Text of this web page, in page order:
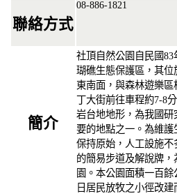
聯絡方式
08-886-1821
簡介
社頂自然公園自民國
瑚礁生態保護區，其位
東南面，與森林遊樂
丁大街前往車程約7-8
岩台地地形，為我國
要的地點之一。為維
保持原始，人工設施
的簡易步道及解說牌
園。本公園面積一百
日居民放牧之小徑改建